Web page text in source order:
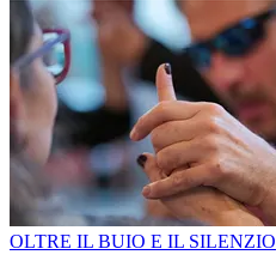
OLTRE IL BUIO E IL SILENZIO